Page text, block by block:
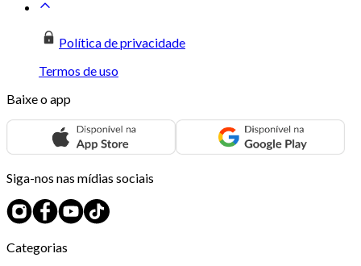
Política de privacidade
Termos de uso
Baixe o app
Siga-nos nas mídias sociais
Categorias